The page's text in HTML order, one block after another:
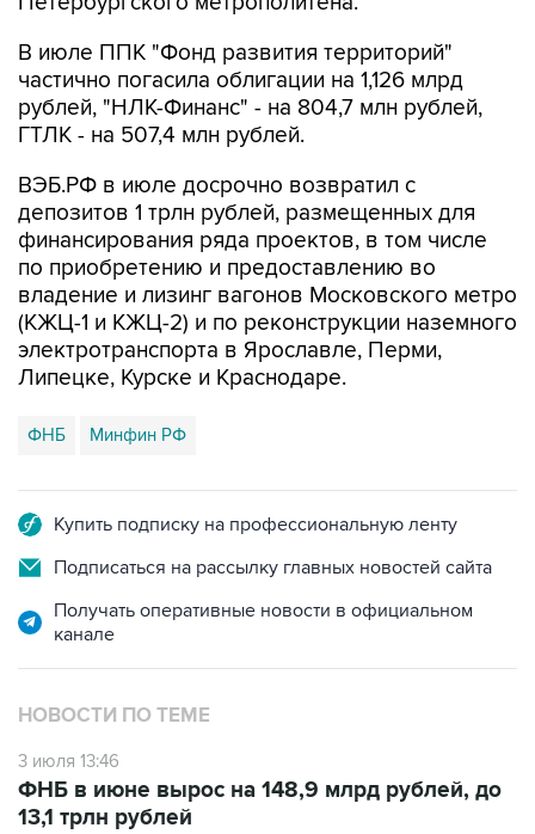
В июле ППК "Фонд развития территорий"
частично погасила облигации на 1,126 млрд
рублей, "НЛК-Финанс" - на 804,7 млн рублей,
ГТЛК - на 507,4 млн рублей.
ВЭБ.РФ в июле досрочно возвратил с
депозитов 1 трлн рублей, размещенных для
финансирования ряда проектов, в том числе
по приобретению и предоставлению во
владение и лизинг вагонов Московского метро
(КЖЦ-1 и КЖЦ-2) и по реконструкции наземного
электротранспорта в Ярославле, Перми,
Липецке, Курске и Краснодаре.
ФНБ Минфин РФ
Купить подписку на профессиональную ленту
Подписаться на рассылку главных новостей сайта
Получать оперативные новости в официальном
канале
НОВОСТИ ПО ТЕМЕ
3 июля 13:46
ФНБ в июне вырос на 148,9 млрд рублей, до
13,1 трлн рублей